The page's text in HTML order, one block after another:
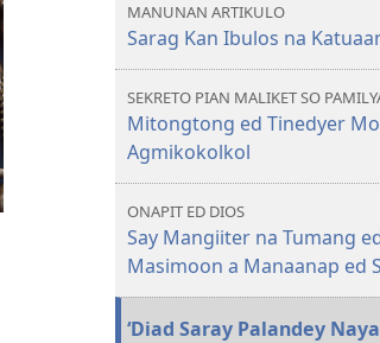
MANUNAN ARTIKULO
Sarag Kan Ibulos na
SEKRETO PIAN MALIKET SO
Mitongtong ed Tinedyer
Agmikokolkol
ONAPIT ED DIOS
Say Mangiiter na Tumang
Masimoon a Manaanap ed
‘Diad Saray Palandey